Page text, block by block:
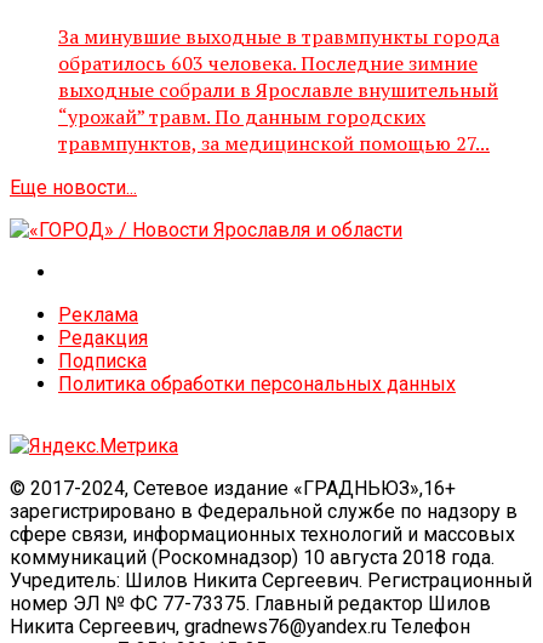
За минувшие выходные в травмпункты города
обратилось 603 человека. Последние зимние
выходные собрали в Ярославле внушительный
“урожай” травм. По данным городских
травмпунктов, за медицинской помощью 27...
Еще новости...
Реклама
Редакция
Подписка
Политика обработки персональных данных
© 2017-2024, Сетевое издание «ГРАДНЬЮЗ»,16+
зарегистрировано в Федеральной службе по надзору в
сфере связи, информационных технологий и массовых
коммуникаций (Роскомнадзор) 10 августа 2018 года.
Учредитель: Шилов Никита Сергеевич. Регистрационный
номер ЭЛ № ФС 77-73375. Главный редактор Шилов
Никита Сергеевич, gradnews76@yandex.ru Телефон